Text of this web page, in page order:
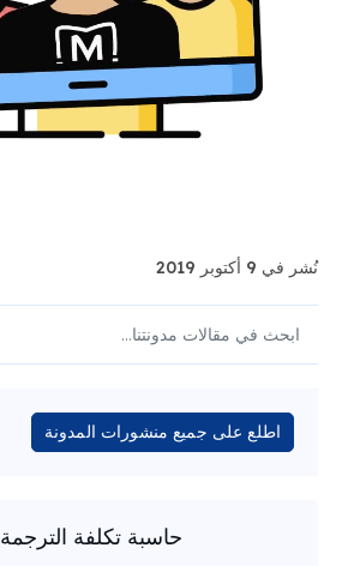
نُشر في 9 أكتوبر 2019
اطلع على جميع منشورات المدونة
حاسبة تكلفة الترجمة